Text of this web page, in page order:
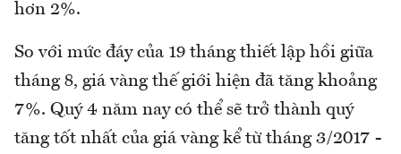
hơn 2%.
So với mức đáy của 19 tháng thiết lập hồi giữa
tháng 8, giá vàng thế giới hiện đã tăng khoảng
7%. Quý 4 năm nay có thể sẽ trở thành quý
tăng tốt nhất của giá vàng kể từ tháng 3/2017 -